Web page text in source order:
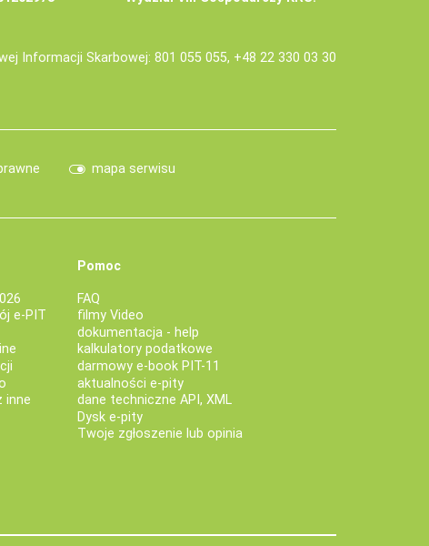
Informacji Skarbowej: 801 055 055, +48 22 330 03 30
mapa serwisu
e-PIT
inne
Pomoc
FAQ
filmy Video
dokumentacja - help
kalkulatory podatkowe
darmowy e-book PIT-11
aktualności e-pity
dane techniczne API, XML
Dysk e-pity
Twoje zgłoszenie lub opinia